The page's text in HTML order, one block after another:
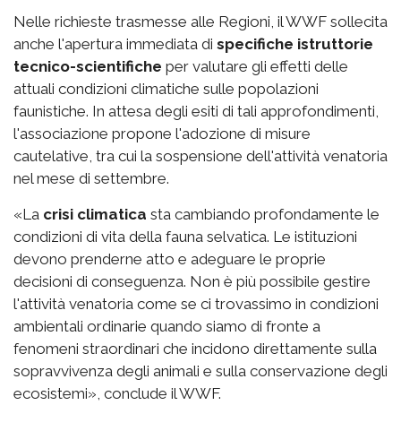
Nelle richieste trasmesse alle Regioni, il WWF sollecita
anche l'apertura immediata di specifiche istruttorie
tecnico-scientifiche per valutare gli effetti delle
attuali condizioni climatiche sulle popolazioni
faunistiche. In attesa degli esiti di tali approfondimenti,
l'associazione propone l'adozione di misure
cautelative, tra cui la sospensione dell'attività venatoria
nel mese di settembre.
«La crisi climatica sta cambiando profondamente le
condizioni di vita della fauna selvatica. Le istituzioni
devono prenderne atto e adeguare le proprie
decisioni di conseguenza. Non è più possibile gestire
l'attività venatoria come se ci trovassimo in condizioni
ambientali ordinarie quando siamo di fronte a
fenomeni straordinari che incidono direttamente sulla
sopravvivenza degli animali e sulla conservazione degli
ecosistemi», conclude il WWF.